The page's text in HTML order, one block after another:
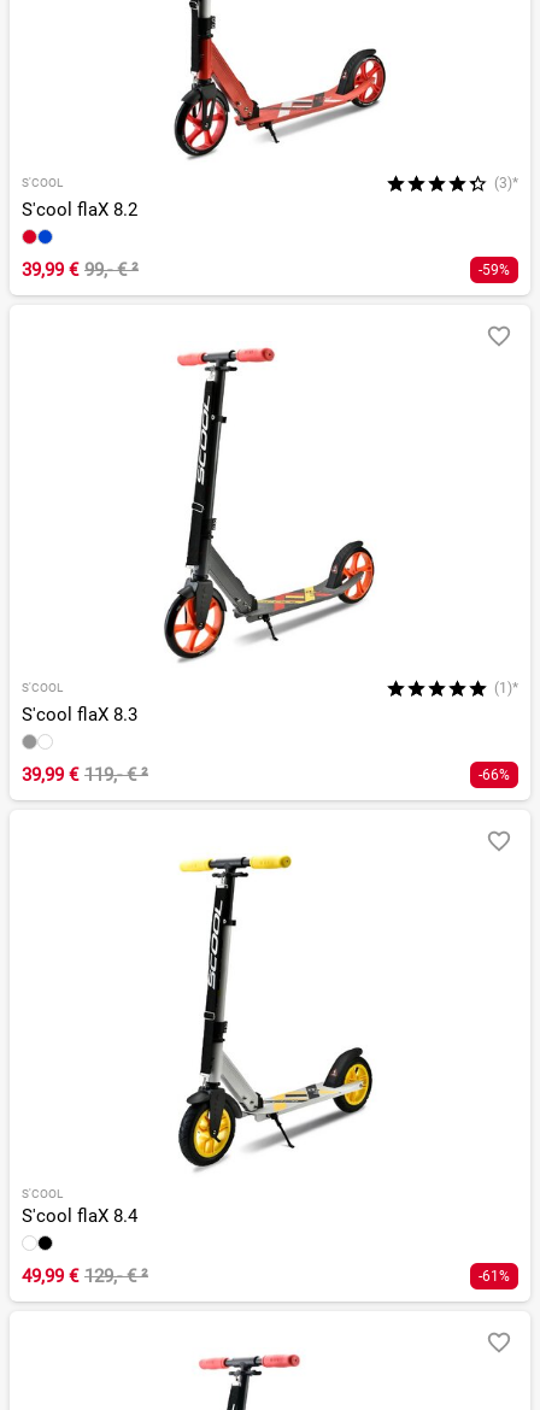
S'COOL (3)*
S'cool flaX 8.2
39,99 € 99,- €² -59%
S'COOL (1)*
S'cool flaX 8.3
39,99 € 119,- €² -66%
S'COOL
S'cool flaX 8.4
49,99 € 129,- €² -61%